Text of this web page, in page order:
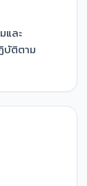
และ
บัติตาม